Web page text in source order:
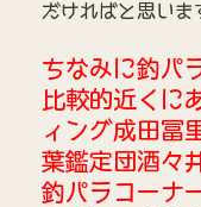
だければと思いま
ちなみに釣パ
比較的近くに
ィング成田冨
葉鑑定団酒々
釣パラコーナ